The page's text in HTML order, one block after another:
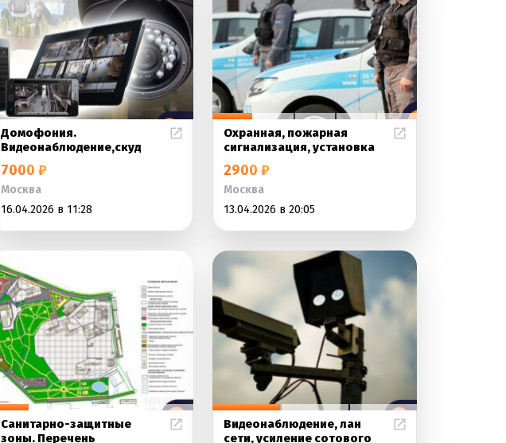
Домофония.
Видеонаблюдение,скуд
7000 ₽
Москва
16.04.2026 в 11:28
Охранная, пожарная
сигнализация, установка
2900 ₽
Москва
13.04.2026 в 20:05
Санитарно-защитные
зоны. Перечень
Видеонаблюдение, лан
сети, усиление сотового